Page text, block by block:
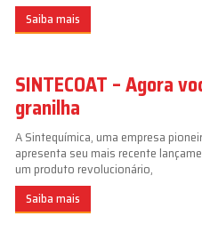
Saiba mais
SINTECOAT – Agora
granilha
A Sintequímica, uma empresa
apresenta seu mais recente
um produto revolucionário,
Saiba mais